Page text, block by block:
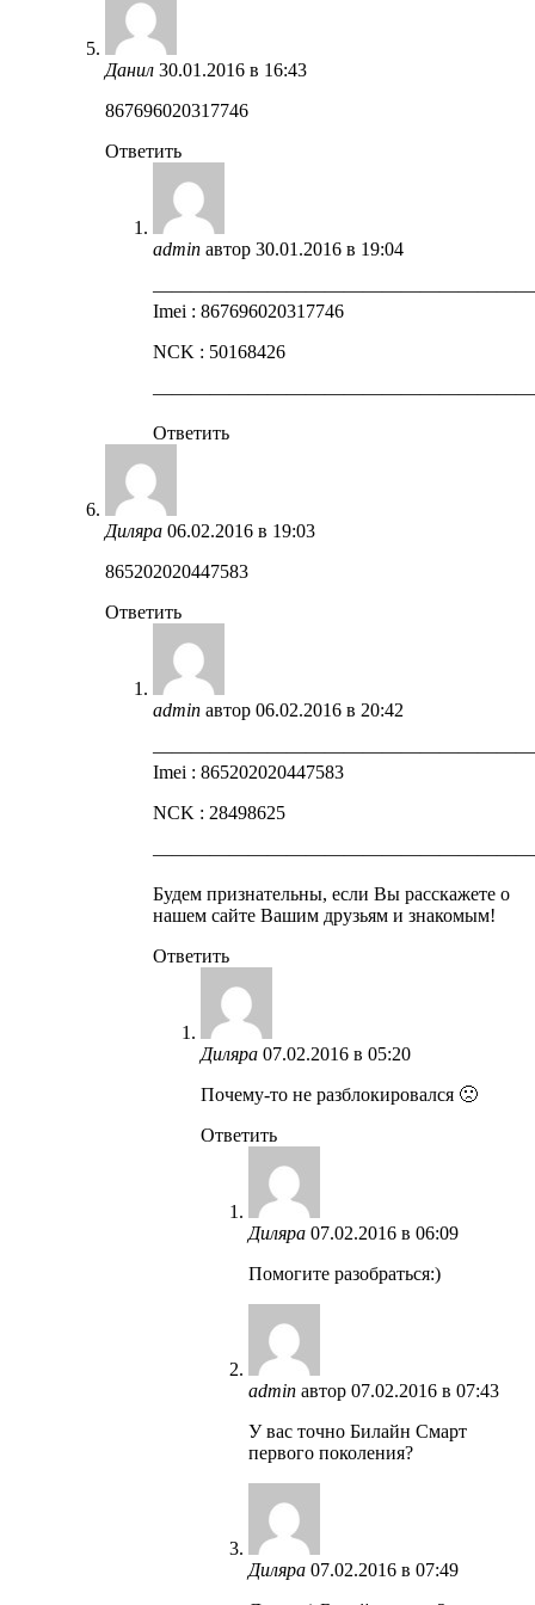
Данил 30.01.2016 в 16:43
867696020317746
Ответить
admin автор 30.01.2016 в 19:04
Imei : 867696020317746
NCK : 50168426
Ответить
Диляра 06.02.2016 в 19:03
865202020447583
Ответить
admin автор 06.02.2016 в 20:42
Imei : 865202020447583
NCK : 28498625
Будем признательны, если Вы расскажете о
нашем сайте Вашим друзьям и знакомым!
Ответить
Диляра 07.02.2016 в 05:20
Почему-то не разблокировался 🙁
Ответить
Диляра 07.02.2016 в 06:09
Помогите разобраться:)
admin автор 07.02.2016 в 07:43
У вас точно Билайн Смарт
первого поколения?
Диляра 07.02.2016 в 07:49